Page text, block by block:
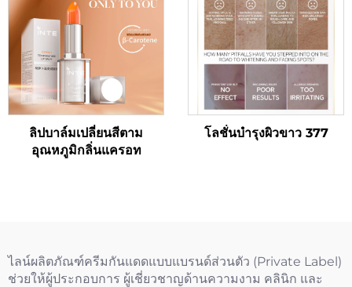
ลิปบาล์มเปลี่ยนสีตาม
อุณหภูมิกลิ่นแครอท
โลชั่นบำรุงผิวขาว 377
ไลน์ผลิตภัณฑ์ครีมกันแดดแบบแบรนด์ส่วนตัว (Private Label)
ช่วยให้ผู้ประกอบการ ผู้เชี่ยวชาญด้านความงาม คลินิก และ